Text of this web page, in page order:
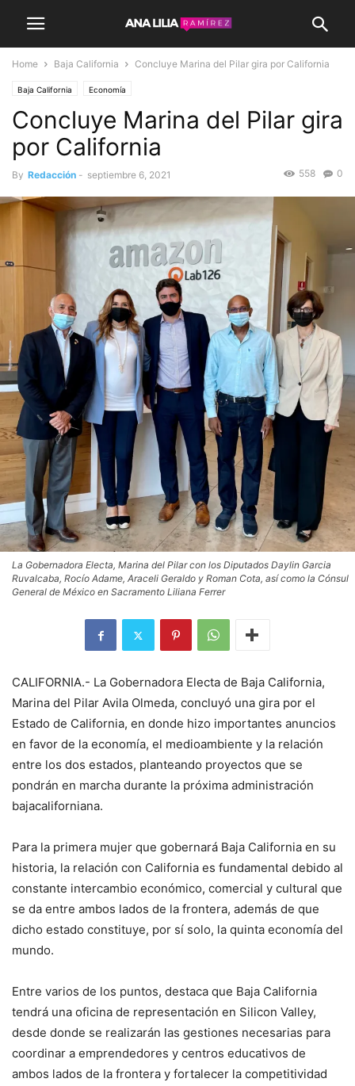
Home Baja California Concluye Marina del Pilar gira por California
Baja California Economía
Concluye Marina del Pilar gira
por California
By Redacción - septiembre 6, 2021 0
558
La Gobernadora Electa, Marina del Pilar con los Diputados Daylin Garcia
Ruvalcaba, Rocío Adame, Araceli Geraldo y Roman Cota, así como la Cónsul
General de México en Sacramento Liliana Ferrer
CALIFORNIA.- La Gobernadora Electa de Baja California,
Marina del Pilar Avila Olmeda, concluyó una gira por el
Estado de California, en donde hizo importantes anuncios
en favor de la economía, el medioambiente y la relación
entre los dos estados, planteando proyectos que se
pondrán en marcha durante la próxima administración
bajacaliforniana.
Para la primera mujer que gobernará Baja California en su
historia, la relación con California es fundamental debido al
constante intercambio económico, comercial y cultural que
se da entre ambos lados de la frontera, además de que
dicho estado constituye, por sí solo, la quinta economía del
mundo.
Entre varios de los puntos, destaca que Baja California
tendrá una oficina de representación en Silicon Valley,
desde donde se realizarán las gestiones necesarias para
coordinar a emprendedores y centros educativos de
ambos lados de la frontera y fortalecer la competitividad